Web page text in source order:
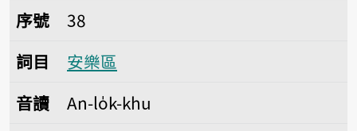
序號38安樂區
序號
38
詞目
安樂區
音讀
An-lo̍k-khu